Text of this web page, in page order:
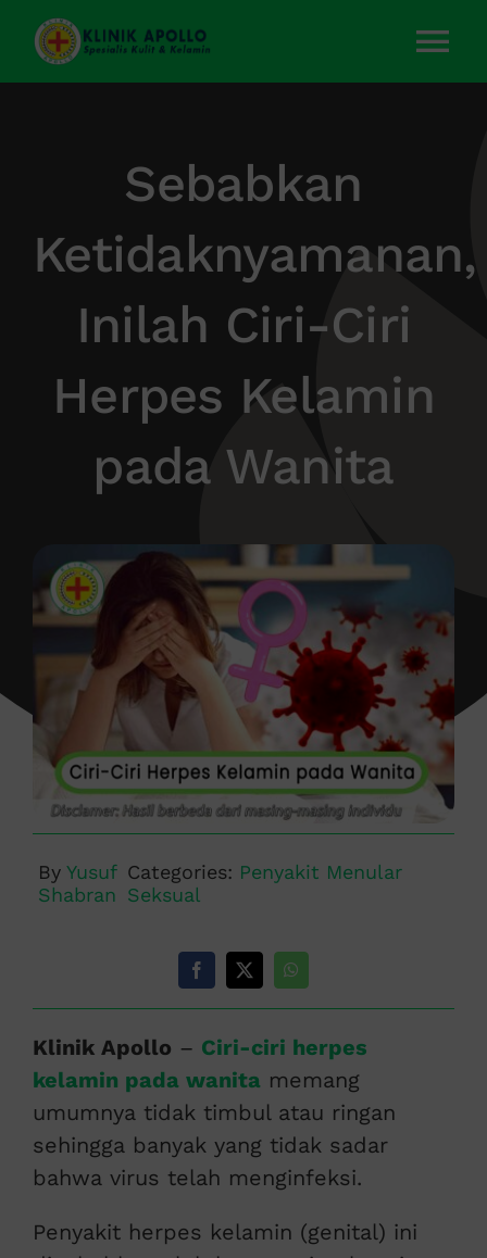
Skip
content
Layanan Kami
Tentang Kami
Kontak Kami
Sebabkan
Ketidaknyamanan,
Inilah Ciri-Ciri
Herpes Kelamin
pada Wanita
By Yusuf
Shabran
Categories: Penyakit Menular
Seksual
Klinik Apollo – Ciri-ciri herpes
kelamin pada wanitamemang
umumnya tidak timbul atau ringan
sehingga banyak yang tidak sadar
bahwa virus telah menginfeksi.
Penyakit herpes kelamin (genital) ini